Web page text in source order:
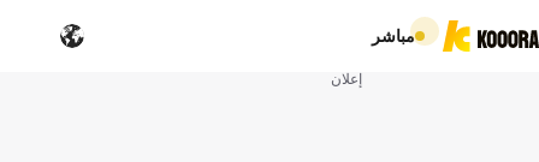
مباشر
إعلان